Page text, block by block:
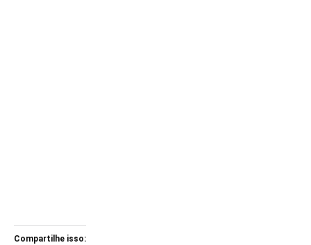
Compartilhe isso: